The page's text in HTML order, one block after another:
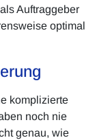
Auftraggeber
optimal
komplizierte
noch nie
genau, wie